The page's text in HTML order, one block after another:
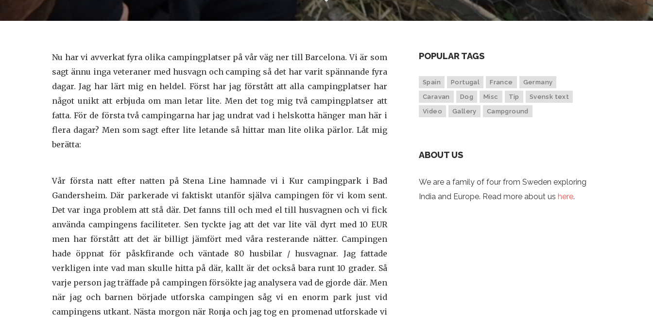
Nu har vi avverkat fyra olika campingplatser på vår väg ner till Barcelona. Vi är som
sagt ännu inga veteraner med husvagn och camping så det har varit spännande fyra
dagar. Jag har lärt mig en heldel. Först har jag förstått att alla campingplatser har
något unikt att erbjuda om man letar lite. Men det tog mig två campingplatser att
fatta. För de första två campingarna har jag undrat vad i helskotta hänger man här i
flera dagar? Men som sagt efter lite letande så hittar man lite olika pärlor. Låt mig
berätta:
Vår första natt efter natten på Stena Line hamnade vi i Kur campingpark i Bad
Gandersheim. Där parkerade vi faktiskt utanför själva campingen för vi kom sent.
Det var inga problem att stå där. Det fanns till och med el till husvagnen och vi fick
använda campingens faciliteter. Sen tyckte jag att det var lite väl dyrt med 10 EUR
men har förstått att det är billigt jämfört med våra resterande nätter. Campingen
hade öppnat för påskfirande och väntade 80 husbilar / husvagnar. Jag fattade
verkligen inte vad man skulle hitta på där, kallt är det också bara runt 10 grader. Så
varje person jag träffade på campingen försökte jag analysera vad de gjorde där. Men
när jag och barnen började utforska campingen såg vi en enorm park just vid
campingens utkant. Nästa morgon när Ronja och jag tog en promenad utforskade vi
POPULAR TAGS
Spain Portugal France
Germany
Caravan
Dog Misc Tip
Svensk text
Video
Gallery Campground
ABOUT US
We are a family of four from Sweden exploring
India and Europe. Read more about us here.